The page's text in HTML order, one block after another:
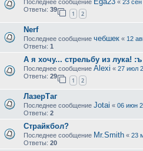
Последнее сообщение « 23
Ответы: 39
1 2
Nerf
Последнее сообщение чебшек « 12
Ответы: 1
А я хочу... стрельбу из лука! :ъ
Последнее сообщение Alexi « 27 июл
Ответы: 29
1 2
ЛазерТаг
Последнее сообщение Jotai « 06 июн
Ответы: 2
Страйкбол?
Последнее сообщение Mr.Smith « 23
Ответы: 20